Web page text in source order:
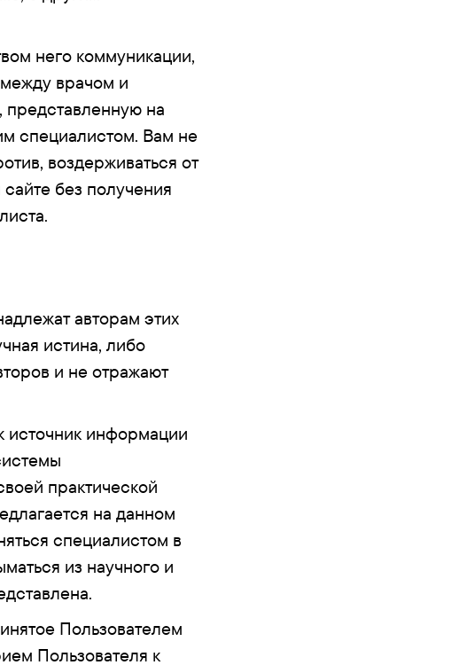
него коммуникации,
врачом и
на
специалистом. Вам не
воздерживаться от
без получения
авторам этих
истина, либо
и не отражают
источник информации
практической
на данном
специалистом в
из научного и
Пользователем
Пользователя к